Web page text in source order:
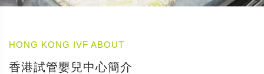
HONG KONG IVF ABOUT
香港試管嬰兒中心簡介